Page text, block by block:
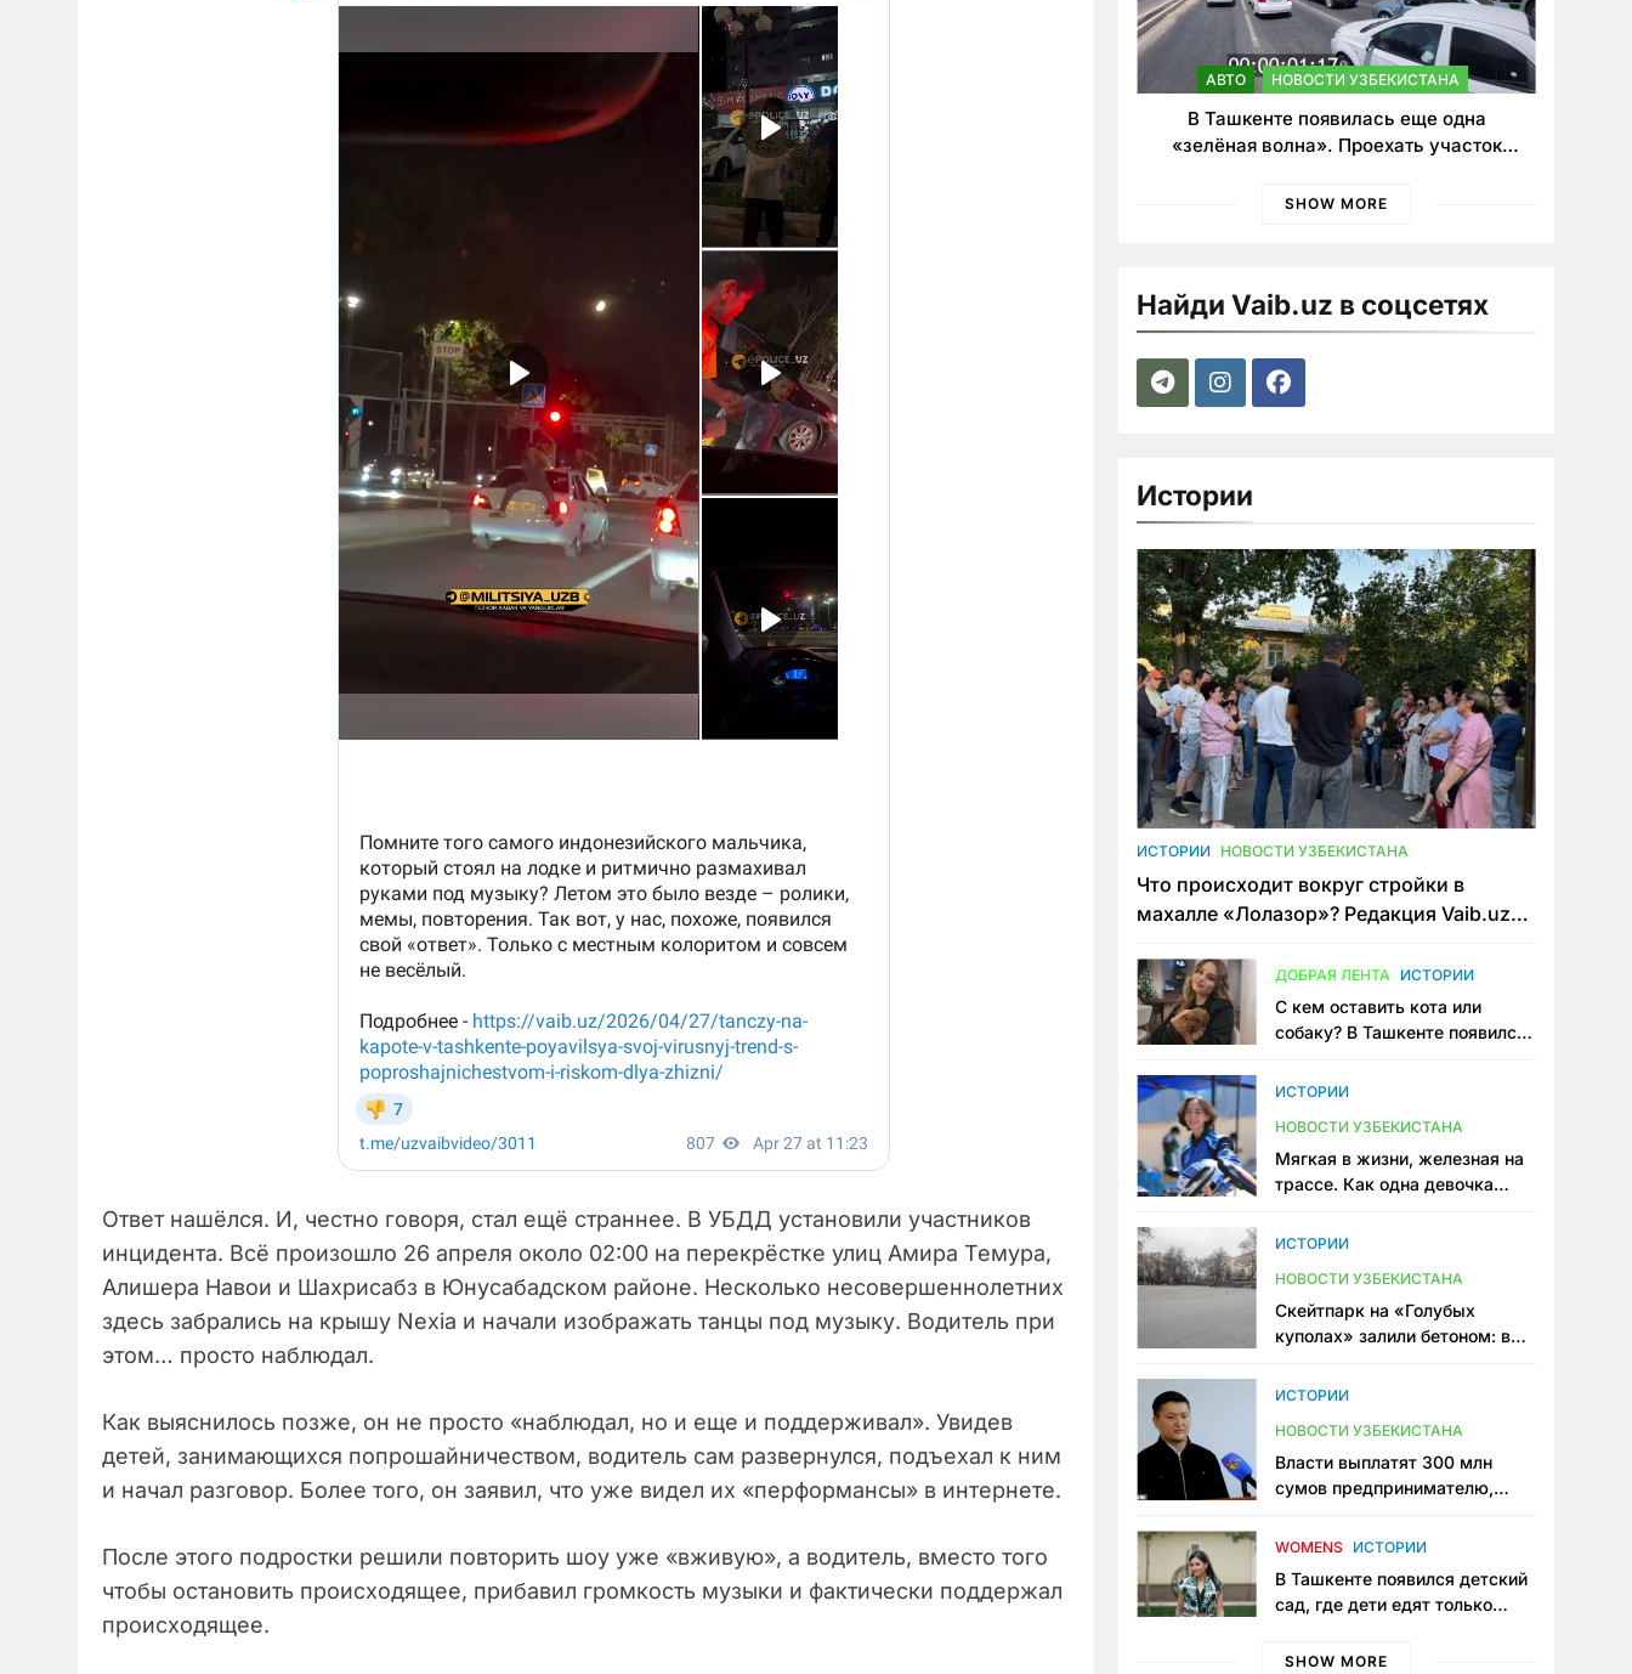
Ответ нашёлся. И, честно говоря, стал ещё страннее. В УБДД установили участников
инцидента. Всё произошло 26 апреля около 02:00 на перекрёстке улиц Амира Темура,
Алишера Навои и Шахрисабз в Юнусабадском районе. Несколько несовершеннолетних
здесь забрались на крышу Nexia и начали изображать танцы под музыку. Водитель при
этом… просто наблюдал.
Как выяснилось позже, он не просто «наблюдал, но и еще и поддерживал». Увидев
детей, занимающихся попрошайничеством, водитель сам развернулся, подъехал к ним
и начал разговор. Более того, он заявил, что уже видел их «перформансы» в интернете.
После этого подростки решили повторить шоу уже «вживую», а водитель, вместо того
чтобы остановить происходящее, прибавил громкость музыки и фактически поддержал
происходящее.
АВТО НОВОСТИ УЗБЕКИСТАНА
В Ташкенте появилась еще одна
«зелёная волна». Проехать участок
SHOW MORE
Найди Vaib.uz в соцсетях
Истории
ИСТОРИИ НОВОСТИ УЗБЕКИСТАНА
Что происходит вокруг стройки в
махалле «Лолазор»? Редакция Vaib.uz
конфликта
ДОБРАЯ ЛЕНТА ИСТОРИИ
С кем оставить кота или
собаку? В Ташкенте появился
ИСТОРИИ
НОВОСТИ УЗБЕКИСТАНА
Мягкая в жизни, железная на
трассе. Как одна девочка
Узбекистане
ИСТОРИИ
НОВОСТИ УЗБЕКИСТАНА
Скейтпарк на «Голубых
куполах» залили бетоном: в
одно общественное
ИСТОРИИ
НОВОСТИ УЗБЕКИСТАНА
Власти выплатят 300 млн
сумов предпринимателю,
тюрьме по незаконному
WOMENS ИСТОРИИ
В Ташкенте появился детский
сад, где дети едят только
мама, которая устала просить
SHOW MORE